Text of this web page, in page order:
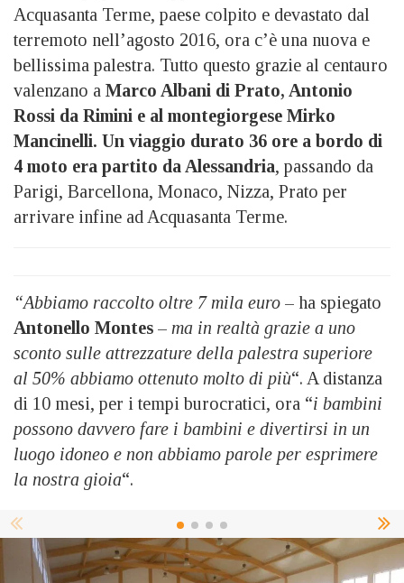
Acquasanta Terme, paese colpito e devastato dal
terremoto nell’agosto 2016, ora c’è una nuova e
bellissima palestra. Tutto questo grazie al centauro
valenzano a Marco Albani di Prato, Antonio
Rossi da Rimini e al montegiorgese Mirko
Mancinelli. Un viaggio durato 36 ore a bordo di
4 moto era partito da Alessandria, passando da
Parigi, Barcellona, Monaco, Nizza, Prato per
arrivare infine ad Acquasanta Terme.
“Abbiamo raccolto oltre 7 mila euro – ha spiegato
Antonello Montes – ma in realtà grazie a uno
sconto sulle attrezzature della palestra superiore
al 50% abbiamo ottenuto molto di più“. A distanza
di 10 mesi, per i tempi burocratici, ora “i bambini
possono davvero fare i bambini e divertirsi in un
luogo idoneo e non abbiamo parole per esprimere
la nostra gioia“.